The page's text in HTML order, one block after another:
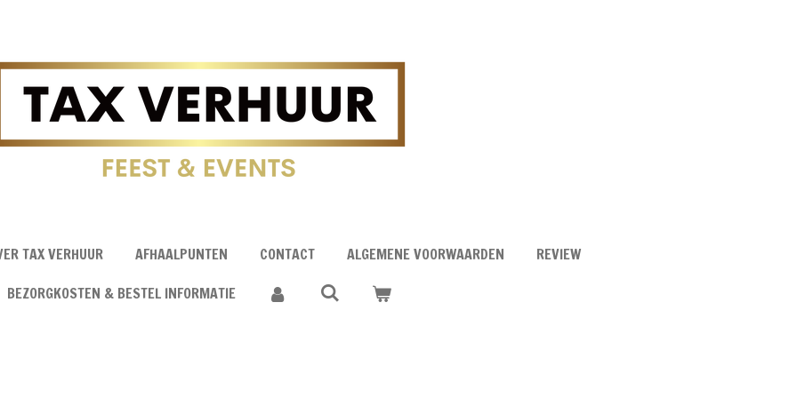
TAX VERHUUR AFHAALPUNTEN CONTACT ALGEMENE VOORWAARDEN
REVIEW
BEZORGKOSTEN & BESTEL INFORMATIE